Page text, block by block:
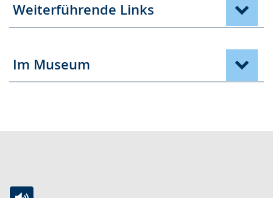
Weiterführende Links
Im Museum